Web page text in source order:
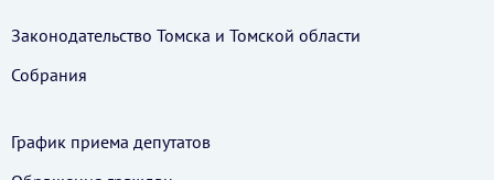
Законодательство Томска и Томской области
Собрания
График приема депутатов